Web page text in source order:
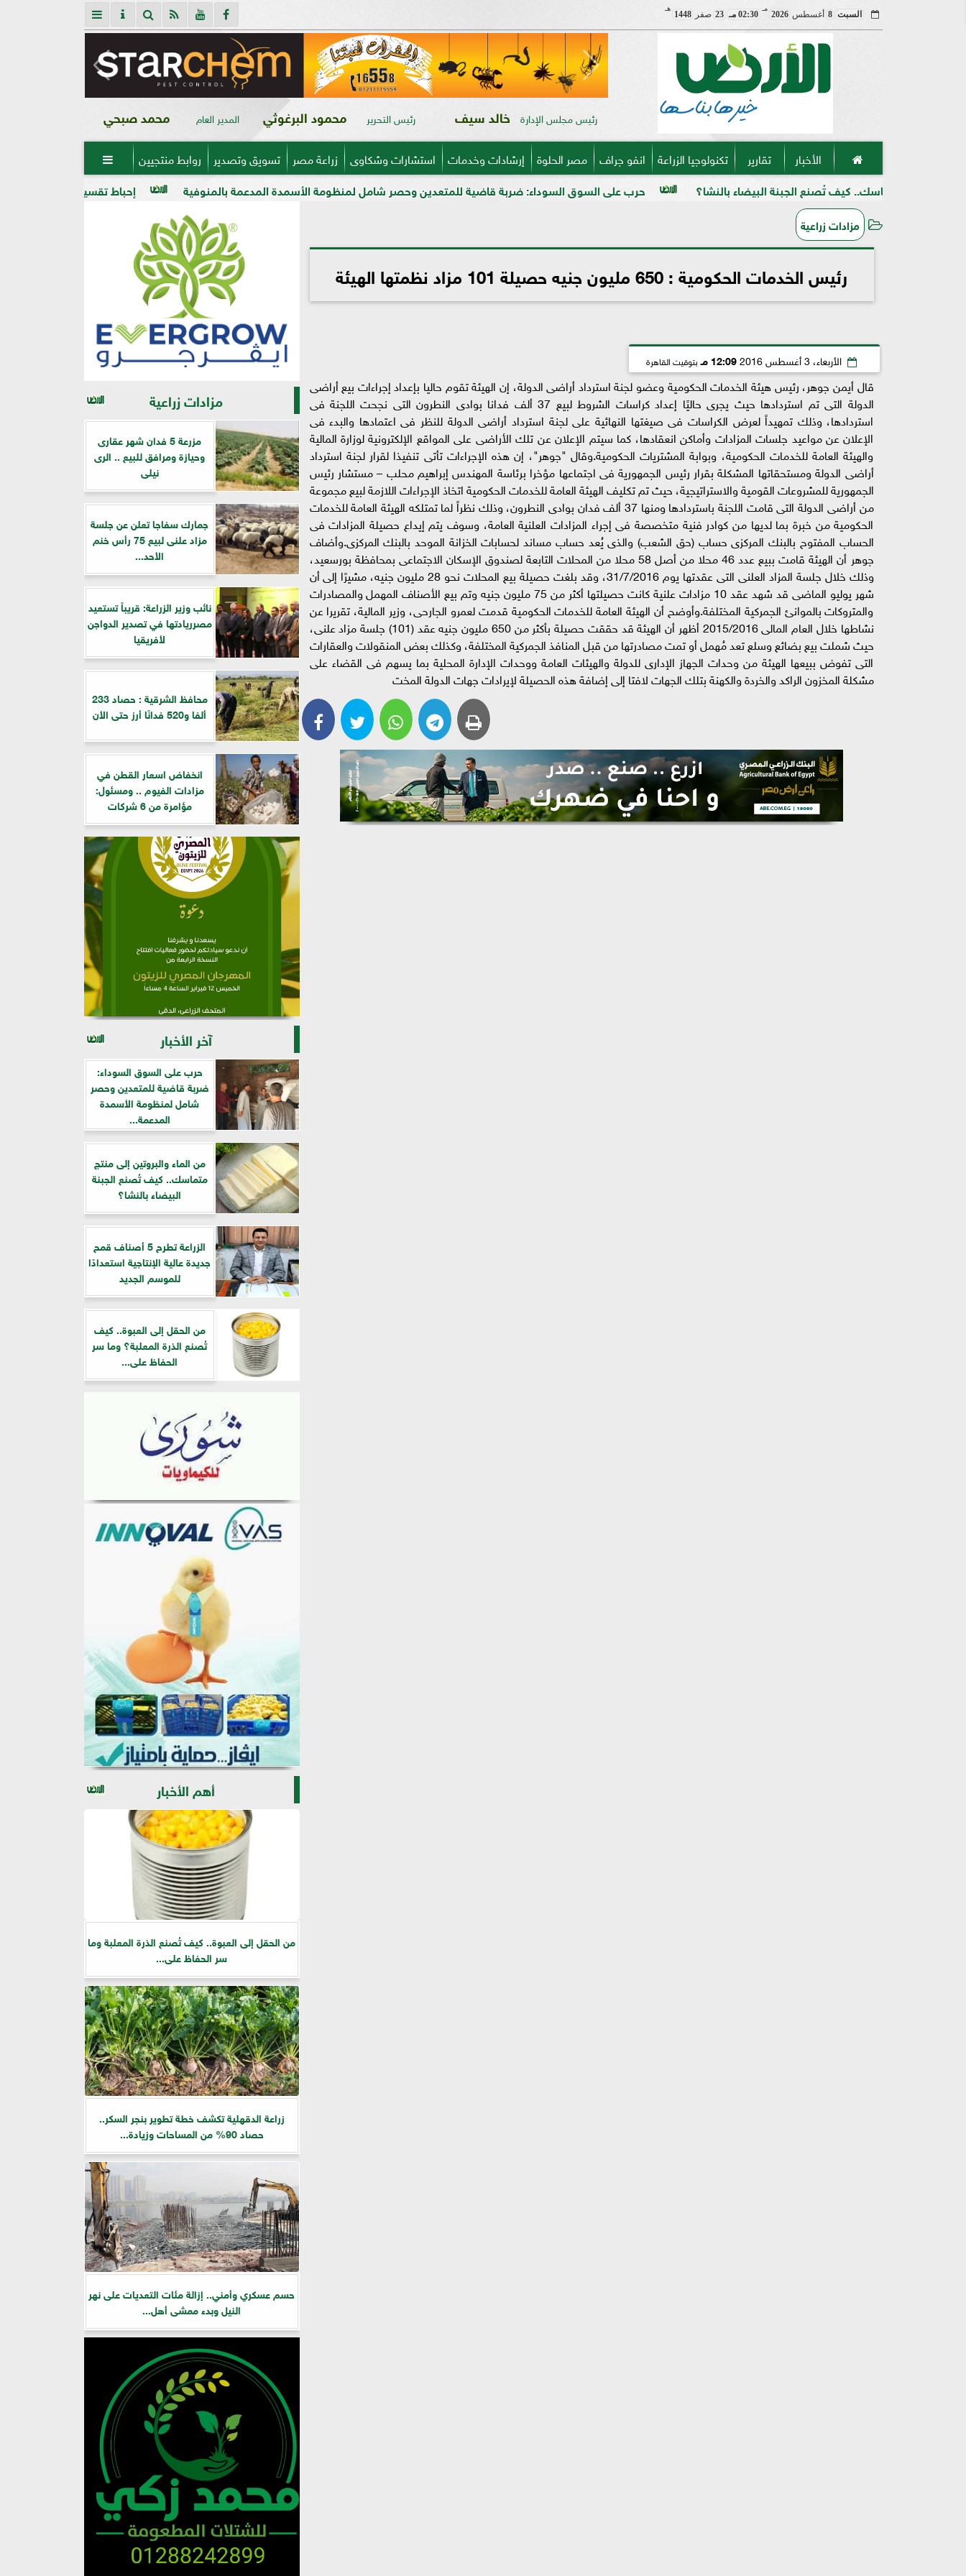
السبت 8 أغسطس2026
مـ
02:30 مـ 23 صفر 1448
هـ
رئيس مجلس الإدارة خالد سيف رئيس التحرير محمود البرغوثي المدير العام محمد صبحي
الأخبار تقارير تكنولوجيا الزراعة انفو جراف مصر الحلوة إرشادات وخدمات استشارات وشكاوى زراعة مصر تسويق وتصدير روابط منتجيين 
إحباط تقسيم قطعة أرض على مساحة 2000 متر بالمراغة قبل تنفيذ المخالفة حرب على السوق السوداء: ضربة قاضية للمتعدين وحصر شامل لمنظومة الأسمدة المدعمة بالمنوفية كيف تُصنع الجبنة البيضاء بالنشا؟
مزادات زراعية
رئيس الخدمات الحكومية : 650 مليون جنيه حصيلة 101 مزاد نظمتها الهيئة
الأربعاء، 3 أغسطس 2016 12:09 مـ بتوقيت القاهرة
قال أيمن جوهر، رئيس هيئة الخدمات الحكومية وعضو لجنة استرداد أراضى الدولة، إن الهيئة تقوم حاليا بإعداد إجراءات بيع أراضى
الدولة التى تم استردادها حيث يجرى حاليًا إعداد كراسات الشروط لبيع 37 ألف فدانا بوادى النطرون التى نجحت اللجنة فى
استردادها، وذلك تمهيداً لعرض الكراسات فى صيغتها النهائية على لجنة استرداد أراضى الدولة للنظر فى اعتمادها والبدء فى
الإعلان عن مواعيد جلسات المزادات وأماكن انعقادها، كما سيتم الإعلان عن تلك الأراضى على المواقع الإلكترونية لوزارة المالية
والهيئة العامة للخدمات الحكومية، وبوابة المشتريات الحكومية.وقال "جوهر"، إن هذه الإجراءات تأتى تنفيذا لقرار لجنة استرداد
أراضى الدولة ومستحقاتها المشكلة بقرار رئيس الجمهورية فى اجتماعها مؤخرا برئاسة المهندس إبراهيم محلب – مستشار رئيس
الجمهورية للمشروعات القومية والاستراتيجية، حيث تم تكليف الهيئة العامة للخدمات الحكومية اتخاذ الإجراءات اللازمة لبيع مجموعة
من أراضى الدولة التى قامت اللجنة باستردادها ومنها 37 ألف فدان بوادى النطرون، وذلك نظراً لما تمتلكه الهيئة العامة للخدمات
الحكومية من خبرة بما لديها من كوادر فنية متخصصة فى إجراء المزادات العلنية العامة، وسوف يتم إيداع حصيلة المزادات فى
الحساب المفتوح بالبنك المركزى حساب (حق الشعب) والذى يُعد حساب مساند لحسابات الخزانة الموحد بالبنك المركزى.وأضاف
جوهر أن الهيئة قامت ببيع عدد 46 محلا من أصل 58 محلا من المحلات التابعة لصندوق الإسكان الاجتماعى بمحافظة بورسعيد،
وذلك خلال جلسة المزاد العلنى التى عقدتها يوم 31/7/2016، وقد بلغت حصيلة بيع المحلات نحو 28 مليون جنيه، مشيرًا إلى أن
شهر يوليو الماضى قد شهد عقد 10 مزادات علنية كانت حصيلتها أكثر من 75 مليون جنيه وتم بيع الأصناف المهمل والمصادرات
والمتروكات بالموانئ الجمركية المختلفة.وأوضح أن الهيئة العامة للخدمات الحكومية قدمت لعمرو الجارحى، وزير المالية، تقريرا عن
نشاطها خلال العام المالى 2015/2016 أظهر أن الهيئة قد حققت حصيلة بأكثر من 650 مليون جنيه عقد (101) جلسة مزاد علنى،
حيث شملت بيع بضائع وسلع تعد مُهمل أو تمت مصادرتها من قبل المنافذ الجمركية المختلفة، وكذلك بعض المنقولات والعقارات
التى تفوض ببيعها الهيئة من وحدات الجهاز الإدارى للدولة والهيئات العامة ووحدات الإدارة المحلية بما يسهم فى القضاء على
مشكلة المخزون الراكد والخردة والكهنة بتلك الجهات لافتا إلى إضافة هذه الحصيلة لإيرادات جهات الدولة المخت
مزادات زراعية
مزرعة 5 فدان شهر عقارى
وحيازة ومرافق للبيع .. الرى
نيلى
جمارك سفاجا تعلن عن جلسة
مزاد علنى لبيع 75 رأس خنم
الأحد...
نائب وزير الزراعة: قريباً تستعيد
مصرريادتها في تصدير الدواجن
لأفريقيا
محافظ الشرقية : حصاد 233
ألفا و520 فدانًا أرز حتى الأن
انخفاض اسعار القطن في
مزادات الفيوم .. ومسئول:
مؤامرة من 6 شركات
آخر الأخبار
حرب على السوق السوداء:
ضربة قاضية للمتعدين وحصر
شامل لمنظومة الأسمدة
المدعمة...
من الماء والبروتين إلى منتج
متماسك.. كيف تُصنع الجبنة
البيضاء بالنشا؟
الزراعة تطرح 5 أصناف قمح
جديدة عالية الإنتاجية استعدادًا
للموسم الجديد
من الحقل إلى العبوة.. كيف
تُصنع الذرة المعلبة؟ وما سر
الحفاظ على...
أهم الأخبار
من الحقل إلى العبوة.. كيف تُصنع الذرة المعلبة وما
سر الحفاظ على...
زراعة الدقهلية تكشف خطة تطوير بنجر السكر..
حصاد 90% من المساحات وزيادة...
حسم عسكري وأمني.. إزالة مئات التعديات على نهر
النيل وبدء ممشى أهل...